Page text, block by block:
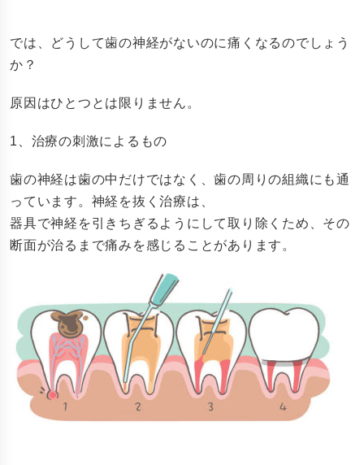
では、どうして歯の神経がないのに痛くなるのでしょう
か？
原因はひとつとは限りません。
1、治療の刺激によるもの
歯の神経は歯の中だけではなく、歯の周りの組織にも通
っています。神経を抜く治療は、
器具で神経を引きちぎるようにして取り除くため、その
断面が治るまで痛みを感じることがあります。